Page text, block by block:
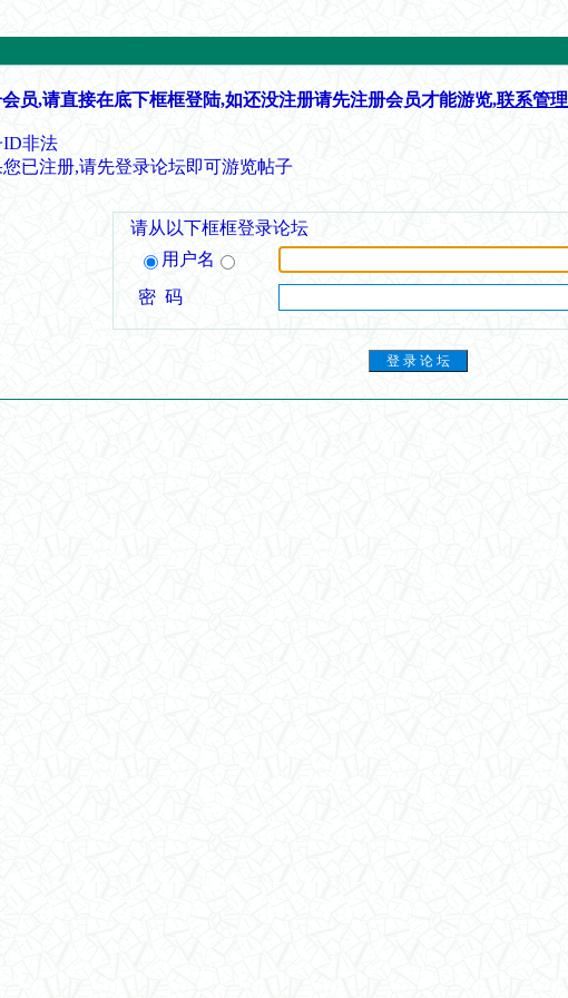
员,请直接在底下框框登陆,如还没注册请先注册会员才能游览,联系管理
ID非法
已注册,请先登录论坛即可游览帖子
请从以下框框登录论坛
用户名
密 码